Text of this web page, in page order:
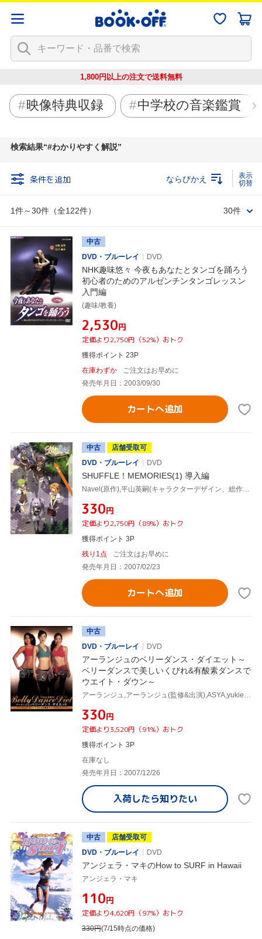
1,800円以上の注文で送料無料
映像特典収録 中学校の音楽鑑賞
検索結果 #わかりやすく解説
条件を追加
1件～30件（全122件）
ならびかえ
30件
中古
DVD・ブルーレイ
DVD
NHK趣味悠々 今夜もあなたとタンゴを踊ろう
初心者のためのアルゼンチンタンゴレッスン
入門編
(趣味/教養)
¥2,530円
定価より2,750円（52%）おトク
獲得ポイント 23P
在庫わずか
ご注文はお早めに
発売年月日：2003/09/30
カートへ追加
中古
店舗受取可
DVD・ブルーレイ
DVD
SHUFFLE！MEMORIES(1) 導入編
Navel(原作),平山英嗣(キャラクターデザイン、総作画監督),杉田智和(土見稟),あおきさやか(リシアンサス)
¥330円
定価より2,750円（89%）おトク
獲得ポイント 3P
残り1点
ご注文はお早めに
発売年月日：2007/02/23
カートへ追加
中古
DVD・ブルーレイ
DVD
アーランジュのベリーダンス・ダイエット～
ベリーダンスで美しいくびれ&有酸素ダンスで
ウエイト・ダウン～
アーランジュ,アーランジュ(監修&出演),ASYA,yukie,杉谷知香,tae
¥330円
定価より3,520円（91%）おトク
獲得ポイント 3P
在庫なし
発売年月日：2007/12/26
入荷したら知りたい
中古
店舗受取可
DVD・ブルーレイ
DVD
アンジェラ・マキのHow to SURF in Hawaii
アンジェラ・マキ
¥110円
定価より4,620円（97%）おトク
330円(7/15時点の価格)